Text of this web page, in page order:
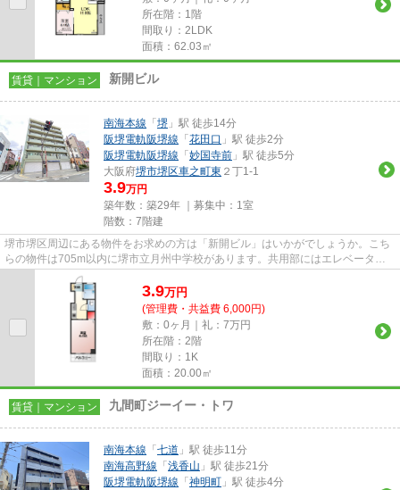
所在階：1階
間取り：2LDK
面積：62.03㎡
賃貸｜マンション 新開ビル
南海本線 「 堺 」駅 徒歩14分
阪堺電軌阪堺線 「 花田口 」駅 徒歩2分
阪堺電軌阪堺線 「 妙国寺前 」駅 徒歩5分
大阪府堺市堺区車之町東 ２丁1-1
3.9万円
築年数：築29年 ｜募集中： 1室
階数：7階建
堺市堺区周辺にある物件をお求めの方は「新開ビル」はいかがでしょうか。こち
らの物件は705m以内に堺市立月州中学校があります。共用部にはエレベータ・
敷地内ごみ置き場などが揃って...
3.9万円
(管理費・共益費 6,000円)
敷：0ヶ月｜礼：7万円
所在階：2階
間取り：1K
面積：20.00㎡
賃貸｜マンション 九間町ジーイー・トワ
南海本線 「 七道 」駅 徒歩11分
南海高野線 「 浅香山 」駅 徒歩21分
阪堺電軌阪堺線 「 神明町 」駅 徒歩4分